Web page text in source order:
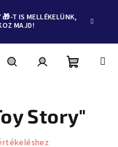
🎁-T IS MELLÉKELÜNK,
MAJD!
Story"